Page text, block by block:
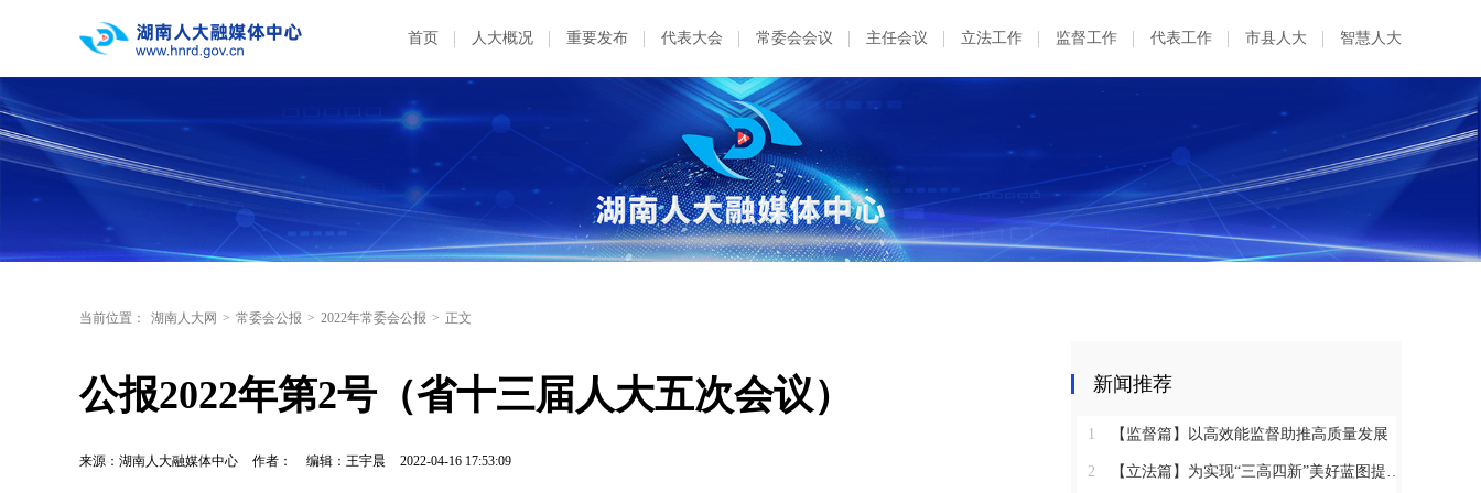
首页 人大概况 重要发布 代表大会 常委会会议 主任会议 立法工作 监督工作 代表工作 市县人大 智慧人大
当前位置： 湖南人大网 > 常委会公报 > 2022年常委会公报 > 正文
公报2022年第2号（省十三届人大五次会议）
来源：湖南人大融媒体中心 作者： 编辑：王宇晨 2022-04-16 17:53:09
新闻推荐
1 【监督篇】以高效能监督助推高质量发展
2 【立法篇】为实现“三高四新”美好蓝图提供坚实法治保障